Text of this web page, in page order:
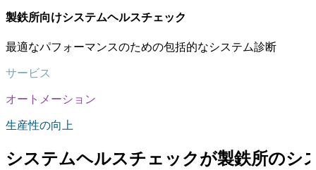
製鉄所向けシステムヘルスチェック
最適なパフォーマンスのための包括的なシステム診断
サービス
オートメーション
生産性の向上
システムヘルスチェックが製鉄所のシ